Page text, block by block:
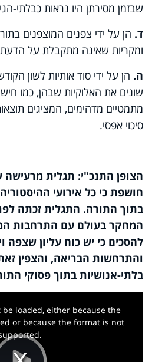
שבזמן מסירתן היו נראות כבלתי-
ד. הן על ידי צפנים המוצפנים
ומקריות שאינה מתקבלת על הדעת
ה. הן על ידי סוד אותיות לשון
שונים את האלוקיות שבהן, כמו
מתמטיים מדהימים, המציגים
סיכוי אפסי.
הצופן התנכ"י: תגלית
חושפת כי כל אירועי
בתוך התורה. התגלית זכתה
המחקר בעולם עם התרחבות
להסכים כי יש כוח עליון שצפה
והתרחשות הבריאה, והצפין
בלתי-אנושיות בתוך פסוקי
loaded, either because the
or because the format is not